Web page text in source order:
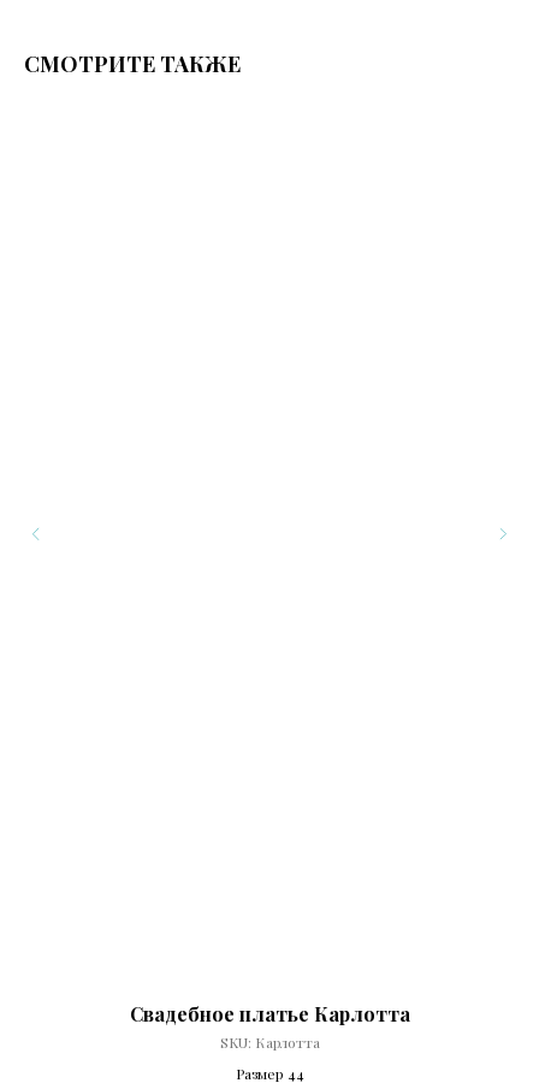
СМОТРИТЕ ТАКЖЕ
Свадебное платье Карлотта
SKU: Карлотта
Размер 44